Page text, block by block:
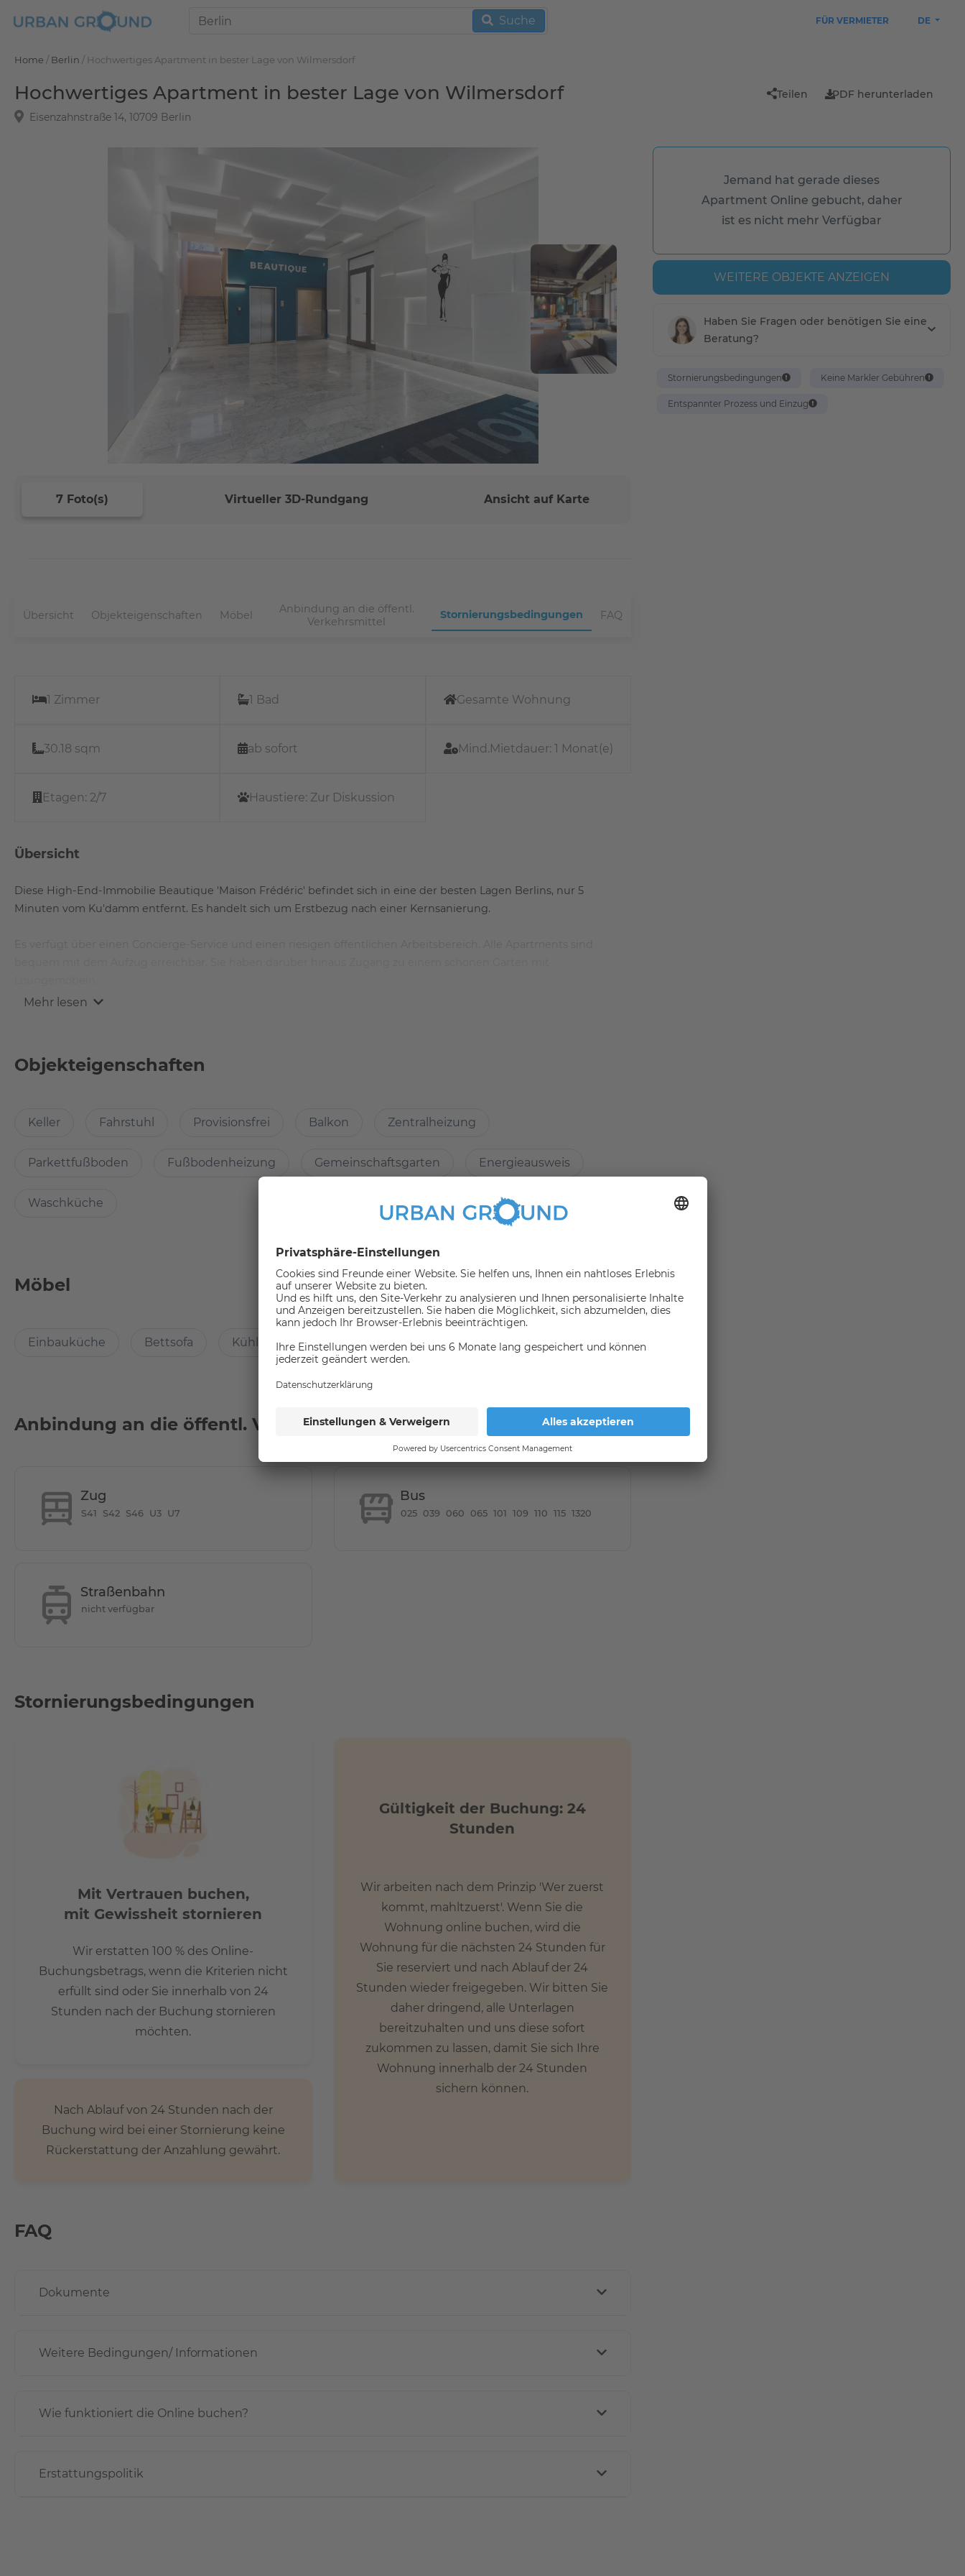
Suche FÜR VERMIETER DE
Home / Berlin / Hochwertiges Apartment in bester Lage von Wilmersdorf
Hochwertiges Apartment in bester Lage von Wilmersdorf
Eisenzahnstraße 14, 10709 Berlin
Teilen PDF herunterladen
7 Foto(s) Virtueller 3D-Rundgang Ansicht auf Karte
Übersicht Objekteigenschaften Möbel
Anbindung an die öffentl.
Verkehrsmittel
Stornierungsbedingungen FAQ
1 Zimmer 1 Bad Gesamte Wohnung
30.18 sqm ab sofort Mind.Mietdauer: 1 Monat(e)
Etagen: 2/7 Haustiere: Zur Diskussion
Übersicht
Diese High-End-Immobilie Beautique 'Maison Frédéric' befindet sich in eine der besten Lagen Berlins, nur 5
Minuten vom Ku'damm entfernt. Es handelt sich um Erstbezug nach einer Kernsanierung.
Bitte wenden Sie sich bei Interesse an Kirchhof & Süss Immobilien
Diese hervorragende Immobilie im Boutique-Stil bietet neu renovierte Apartments mit Premium-Ausstattung und
Beim Betreten der Wohnung finden Sie überall Holzfußböden vor und ein hochwertiges Badezimmer mit
Fußbodenheizung. Dieses ruhige, lichtdurchflutete Apartment verfügt über einen großen privaten Balkon und ein
komfortables Schrankbett. Die Küche mit Arbeitsplatte in Granit Optik ist mit Markengeräten ausgestattet.
Im Gebäude befinden sich zwei Restaurants und ein Fitnessstudio, Geschäfte und Supermärkte sind zu Fuß
Wie ist die Entfernung von hier zu anderen Lokalitäten?
Mitten im Zentrum von Westberlin, im Berliner Stadtbezirk Wilmersdorf, nicht weit vom Kurfürstendamm. Mit
Mehr lesen
Objekteigenschaften
Keller Fahrstuhl Provisionsfrei Balkon Zentralheizung
Parkettfußboden Fußbodenheizung Gemeinschaftsgarten Energieausweis
Waschküche
Möbel
Einbauküche Bettsofa Kühlschrank Spülmaschine Dusche
Anbindung an die öffentl. Verkehrsmittel(in 1000 meter umkreis)
Zug
S41 S42 S46 U3 U7
Bus
025 039 060 065 101 109 110 115 1320
Straßenbahn
nicht verfügbar
Stornierungsbedingungen
Mit Vertrauen buchen,
mit Gewissheit stornieren
Wir erstatten 100 % des Online-
Buchungsbetrags, wenn die Kriterien nicht
erfüllt sind oder Sie innerhalb von 24
Stunden nach der Buchung stornieren
möchten.
Nach Ablauf von 24 Stunden nach der
Buchung wird bei einer Stornierung keine
Rückerstattung der Anzahlung gewährt.
Gültigkeit der Buchung: 24
Stunden
Wir arbeiten nach dem Prinzip 'Wer zuerst
kommt, mahltzuerst'. Wenn Sie die
Wohnung online buchen, wird die
Wohnung für die nächsten 24 Stunden für
Sie reserviert und nach Ablauf der 24
Stunden wieder freigegeben. Wir bitten Sie
daher dringend, alle Unterlagen
bereitzuhalten und uns diese sofort
zukommen zu lassen, damit Sie sich Ihre
Wohnung innerhalb der 24 Stunden
sichern können.
FAQ
Dokumente
Weitere Bedingungen/ Informationen
Wie funktioniert die Online buchen?
Erstattungspolitik
Jemand hat gerade dieses
Apartment Online gebucht, daher
ist es nicht mehr Verfügbar
WEITERE OBJEKTE ANZEIGEN
Haben Sie Fragen oder benötigen Sie eine
Beratung?
Stornierungsbedingungen Keine Markler Gebühren
Entspannter Prozess und Einzug